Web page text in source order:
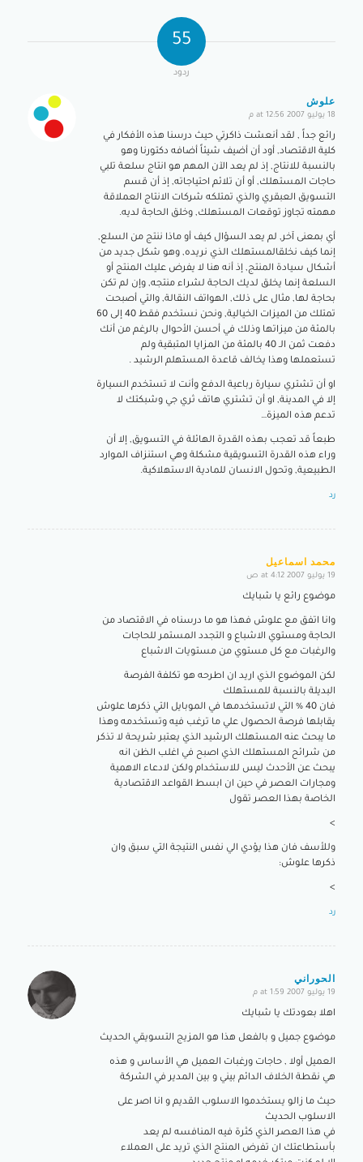
55
ردود
علوش
says:
18 يوليو 2007 at 12:56 م
رائع جداً , لقد أنعشت ذاكرتي حيث درسنا هذه الأفكار في
كلية الاقتصاد, أود أن أضيف شيئاً أضافه دكتورنا وهو
بالنسبة للانتاج, إذ لم يعد الآن المهم هو انتاج سلعة تلبي
حاجات المستهلك, أو أن تلائم احتياجاته, إذ أن قسم
التسويق العبقري والذي تمتلكه شركات الانتاج العملاقة
مهمته تجاوز توقعات المستهلك, وخلق الحاجة لديه.
أي بمعنى آخر, لم يعد السؤال كيف أو ماذا ننتج من السلع,
إنما كيف نخلقالمستهلك الذي نريده, وهو شكل جديد من
أشكال سيادة المنتج, إذ أنه هنا لا يفرض عليك المنتج أو
السلعة إنما يخلق لديك الحاجة لشراء منتجه, وإن لم تكن
بحاجة لها, مثال على ذلك, الهواتف النقالة, والتي أصبحت
تمتلك من الميزات الخيالية, ونحن نستخدم فقط 40 إلى 60
بالمئة من ميزاتها وذلك في أحسن الأحوال بالرغم من أنك
دفعت ثمن الـ 40 بالمئة من المزايا المتبقية ولم
تستعملها وهذا يخالف قاعدة المستهلم الرشيد .
او أن تشتري سيارة رباعية الدفع وأنت لا تستخدم السيارة
إلا في المدينة, او أن تشتري هاتف ثري جي وشبكتك لا
تدعم هذه الميزة…
طبعاً قد تعجب بهذه القدرة الهائلة في التسويق, إلا أن
وراء هذه القدرة التسويقية مشكلة وهي استنزاف الموارد
الطبيعية, وتحول الانسان للمادية الاستهلاكية.
رد
محمد اسماعيل
says:
19 يوليو 2007 at 4:12 ص
موضوع رائع يا شبايك
وانا اتفق مع علوش فهذا هو ما درسناه في الاقتصاد من
الحاجة ومستوي الاشباع و التجدد المستمر للحاجات
والرغبات مع كل مستوي من مستويات الاشباع
لكن الموضوع الذي اريد ان اطرحه هو تكلفة الفرصة
البديلة بالنسبة للمستهلك
فان 40 % التي لاتستخدمها في الموبايل التي ذكرها علوش
يقابلها فرصة الحصول علي ما ترغب فيه وتستخدمه وهذا
ما يبحث عنه المستهلك الرشيد الذي يعتبر شريحة لا تذكر
من شرائح المستهلك الذي اصبح في اغلب الظن انه
يبحث عن الأحدث ليس للاستخدام ولكن لادعاء الاهمية
ومجارات العصر في حين ان ابسط القواعد الاقتصادية
الخاصة بهذا العصر تقول
>
وللأسف فان هذا يؤدي الي نفس النتيجة التي سبق وان
ذكرها علوش:
>
رد
الحوراني
says:
19 يوليو 2007 at 1:59 م
اهلا بعودتك يا شبايك
موضوع جميل و بالفعل هذا هو المزيج التسويقي الحديث
العميل أولا , حاجات ورغبات العميل هي الأساس و هذه
هي نقطة الخلاف الدائم بيني و بين المدير في الشركة
حيث ما زالو يستخدموا الاسلوب القديم و انا اصر على
الاسلوب الحديث
في هذا العصر الذي كثرة فيه المنافسه لم يعد
بأستطاعتك ان تفرض المنتج الذي تريد على العملاء